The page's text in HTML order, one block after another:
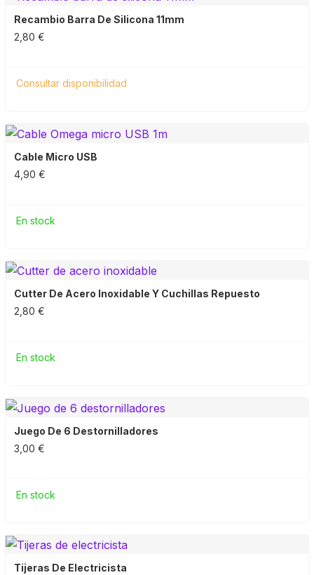
Recambio Barra De Silicona 11mm
2,80 €
Consultar disponibilidad
Cable Micro USB
4,90 €
En stock
Cutter De Acero Inoxidable Y Cuchillas Repuesto
2,80 €
En stock
Juego De 6 Destornilladores
3,00 €
En stock
Tijeras De Electricista